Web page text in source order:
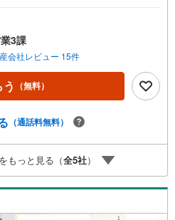
いませ。【営業時間 午前10時～午
電話が繋がりやすくなっておりま
問い合わせが集中する為、お早め
内・現地見学をする』ボタンより
見学がスムーズです。【創業42年】
は、神奈川県・東京都・埼玉県の不
心でお客様の住まい探しを全力でサ
い。【とことん納得】当社では担当
介しております。その後の物件のご
相談などについては、担当課長も同
ただきます。
3課
会社レビュー 15件
（無料）
（通話料無料）
もっと見る（全5社）